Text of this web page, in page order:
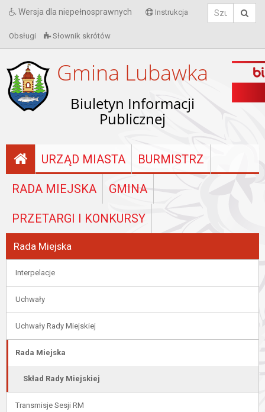
Wersja dla niepełnosprawnych Instrukcja
Obsługi Słownik skrótów
Gmina Lubawka
Biuletyn Informacji
Publicznej
URZĄD MIASTA BURMISTRZ
RADA MIEJSKA GMINA
PRZETARGI I KONKURSY
Rada Miejska
Interpelacje
Uchwały
Uchwały Rady Miejskiej
Rada Miejska
Skład Rady Miejskiej
Transmisje Sesji RM